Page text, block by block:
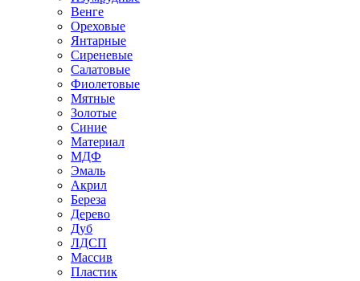
Венге
Ореховые
Янтарные
Сиреневые
Салатовые
Фиолетовые
Мятные
Золотые
Синие
Материал
МДФ
Эмаль
Акрил
Береза
Дерево
Дуб
ЛДСП
Массив
Пластик